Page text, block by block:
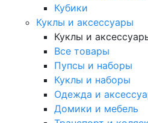
Кубики
Куклы и аксессуары
Куклы и
Все товары
Пупсы и наборы
Куклы и наборы
Одежда и
Домики и мебель